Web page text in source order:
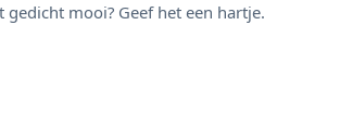
gedicht mooi? Geef het een hartje.